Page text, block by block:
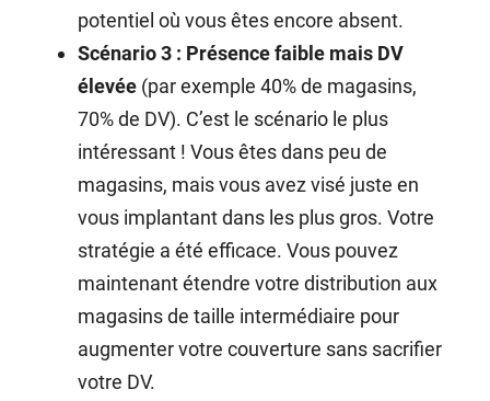
potentiel où vous êtes encore absent.
Scénario 3 : Présence faible mais DV
élevée (par exemple 40% de magasins,
70% de DV). C’est le scénario le plus
intéressant ! Vous êtes dans peu de
magasins, mais vous avez visé juste en
vous implantant dans les plus gros. Votre
stratégie a été efficace. Vous pouvez
maintenant étendre votre distribution aux
magasins de taille intermédiaire pour
augmenter votre couverture sans sacrifier
votre DV.